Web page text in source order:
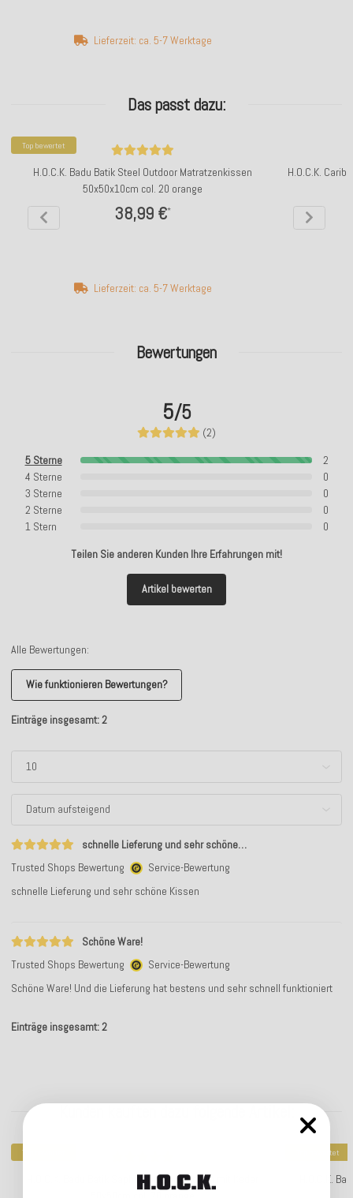
Bewertungen
5/5
(2)
5 Sterne
2
4 Sterne
0
3 Sterne
0
2 Sterne
0
1 Stern
0
Teilen Sie anderen Kunden Ihre Erfahrungen mit!
Artikel bewerten
Alle Bewertungen:
Wie funktionieren Bewertungen?
Einträge insgesamt: 2
schnelle Lieferung und sehr schöne…
Trusted Shops Bewertung
Service-Bewertung
schnelle Lieferung und sehr schöne Kissen
Schöne Ware!
Trusted Shops Bewertung
Service-Bewertung
Schöne Ware! Und die Lieferung hat bestens und sehr schnell funktioniert
Einträge insgesamt: 2
Lieferzeit: ca. 5-7 Werktage
Das passt dazu:
Top bewertet
H.O.C.K. Badu Batik Steel Outdoor Matratzenkissen
50x50x10cm col. 20 orange
38,99 €*
Lieferzeit: ca. 5-7 Werktage
H.O.C.K.
Top bewertet
H.O.C.K. Badu Batik Saphire Outdoor Kissen mit Keder
Top bewertet
H.O.C.K.